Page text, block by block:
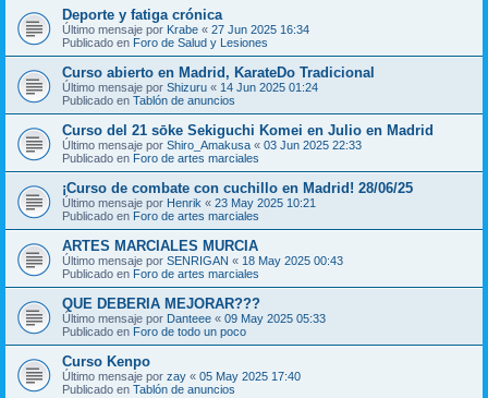
Deporte y fatiga crónica
Último mensaje por Krabe « 27 Jun 2025 16:34
Publicado en Foro de Salud y Lesiones
Curso abierto en Madrid, KarateDo Tradicional
Último mensaje por Shizuru « 14 Jun 2025 01:24
Publicado en Tablón de anuncios
Curso del 21 sōke Sekiguchi Komei en Julio en Madrid
Último mensaje por Shiro_Amakusa « 03 Jun 2025 22:33
Publicado en Foro de artes marciales
¡Curso de combate con cuchillo en Madrid! 28/06/25
Último mensaje por Henrik « 23 May 2025 10:21
Publicado en Foro de artes marciales
ARTES MARCIALES MURCIA
Último mensaje por SENRIGAN « 18 May 2025 00:43
Publicado en Foro de artes marciales
QUE DEBERIA MEJORAR???
Último mensaje por Danteee « 09 May 2025 05:33
Publicado en Foro de todo un poco
Curso Kenpo
Último mensaje por zay « 05 May 2025 17:40
Publicado en Tablón de anuncios